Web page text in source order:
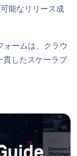
能なリリース成
ォームは、クラウ
貫したスケーラブ